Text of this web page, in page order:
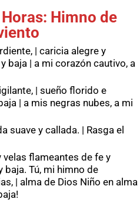
Himno de
| caricia alegre y
baja | a mi corazón cautivo, a
| sueño florido e
| a mis negras nubes, a mi
suave y callada. | Rasga el
velas flameantes de fe y
baja. Tú, mi himno de
| alma de Dios Niño en alma